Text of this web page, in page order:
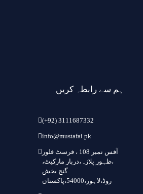
ہم سے رابطہ کریں
(+92) 3111687332
info@mustafai.pk
آفس نمبر 108 ، فرسٹ فلور
،ظہور پلازہ،دربار مارکیٹ،
گنج بخش
روڈ،لاہور،54000،پاکستان